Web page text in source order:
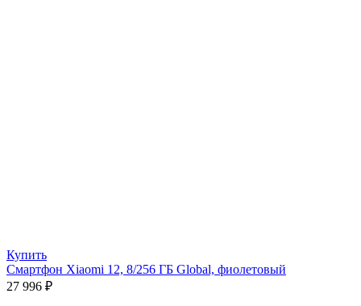
Купить
Смартфон Xiaomi 12, 8/256 ГБ Global, фиолетовый
27 996 ₽